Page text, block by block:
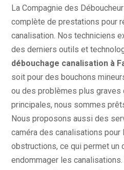
La Compagnie des
complète de prestations pour
canalisation. Nos techniciens
des derniers outils et
débouchage canalisation à
soit pour des bouchons
ou des problèmes plus graves
principales, nous sommes
Nous proposons aussi des
caméra des canalisations
obstructions, ce qui permet un
endommager les